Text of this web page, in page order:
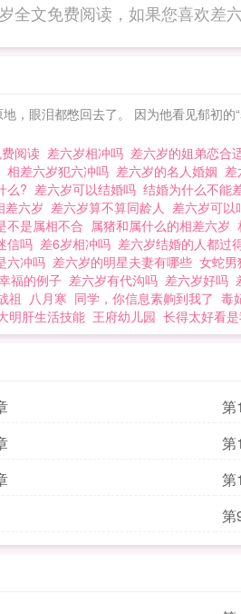
文免费阅读，如果您喜欢差
眼泪都憋回去了。 因为他看见郁初的
阅读 差六岁相冲吗 差六岁的姐弟恋合
相差六岁犯六冲吗 差六岁的名人婚姻
么? 差六岁可以结婚吗 结婚为什么不能
差六岁 差六岁算不算同龄人 差六岁可以
不是属相不合 属猪和属什么的相差六岁
信吗 差6岁相冲吗 差六岁结婚的人都过
六冲吗 差六岁的明星夫妻有哪些 女蛇男
福的例子 差六岁有代沟吗 差六岁好吗
祖 八月寒 同学，你信息素齁到我了 毒
明肝生活技能 王府幼儿园 长得太好看
第
第
第
第